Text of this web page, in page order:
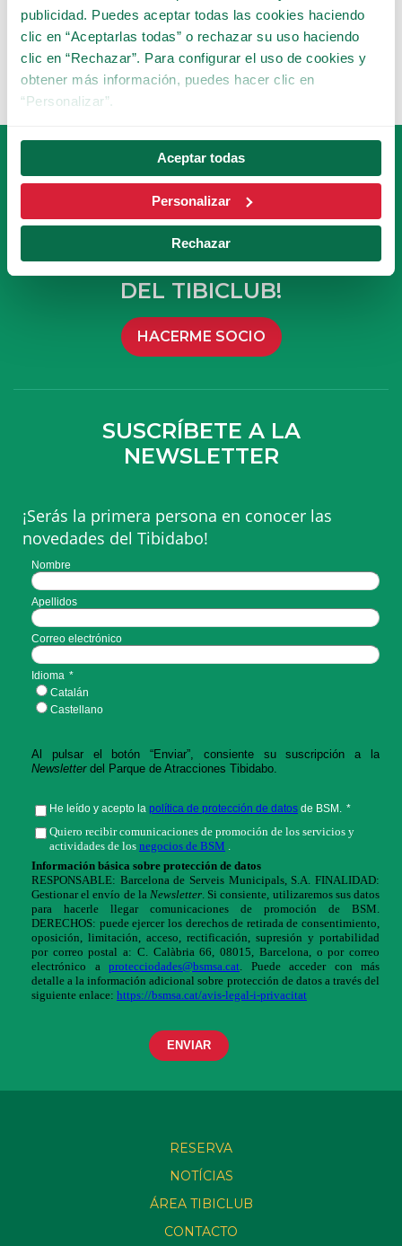
publicidad. Puedes aceptar todas las cookies haciendo
clic en “Aceptarlas todas” o rechazar su uso haciendo
clic en “Rechazar”. Para configurar el uso de cookies y
obtener más información, puedes hacer clic en
“Personalizar”.
Aceptar todas
Personalizar
Rechazar
HAZTE SOCIO
DEL TIBICLUB!
HACERME SOCIO
SUSCRÍBETE A LA
NEWSLETTER
¡Serás la primera persona en conocer las
novedades del Tibidabo!
RESERVA
NOTÍCIAS
ÁREA TIBICLUB
CONTACTO